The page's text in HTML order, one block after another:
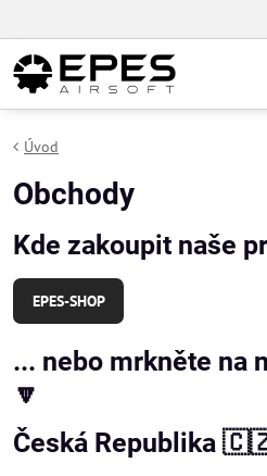
Úvod
Obchody
Kde zakoupit naše
EPES-SHOP
... nebo mrkněte na
🔽
Česká Republika